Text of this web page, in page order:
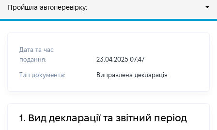
Пройшла автоперевірку:
Дата та час
подання:
23.04.2025 07:47
Тип документа: Виправлена декларація
1. Вид декларації та звітний період